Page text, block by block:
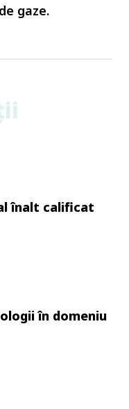
gaze.
înalt calificat
în domeniu